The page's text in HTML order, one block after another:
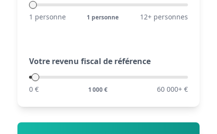
1 personne 1 personne 12+ personnes
Votre revenu fiscal de référence
0 € 1 000€ 60 000+ €